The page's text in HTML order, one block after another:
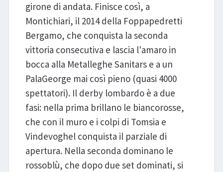
girone di andata. Finisce così, a
Montichiari, il 2014 della Foppapedretti
Bergamo, che conquista la seconda
vittoria consecutiva e lascia l'amaro in
bocca alla Metalleghe Sanitars e a un
PalaGeorge mai così pieno (quasi 4000
spettatori). Il derby lombardo è a due
fasi: nella prima brillano le biancorosse,
che con il muro e i colpi di Tomsia e
Vindevoghel conquista il parziale di
apertura. Nella seconda dominano le
rossoblù, che dopo due set dominati, si